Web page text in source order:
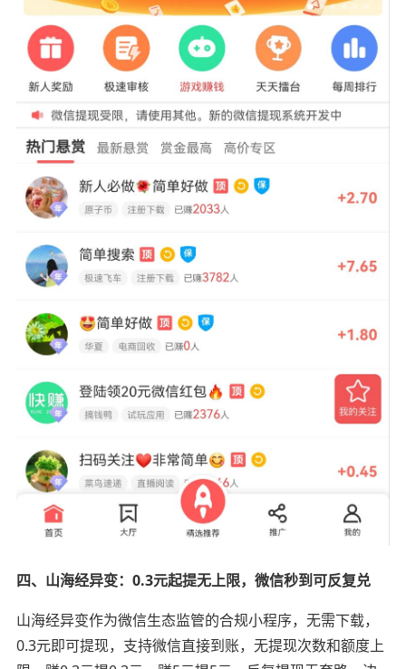
四、山海经异变：0.3元起提无上限，微信秒到可反复兑
山海经异变作为微信生态监管的合规小程序，无需下载，
0.3元即可提现，支持微信直接到账，无提现次数和额度上